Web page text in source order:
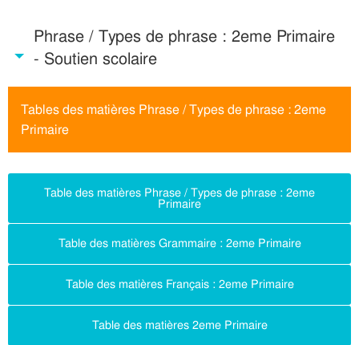
Phrase / Types de phrase : 2eme Primaire
- Soutien scolaire
Tables des matières Phrase / Types de phrase : 2eme
Primaire
Table des matières Phrase / Types de phrase : 2eme
Primaire
Table des matières Grammaire : 2eme Primaire
Table des matières Français : 2eme Primaire
Table des matières 2eme Primaire